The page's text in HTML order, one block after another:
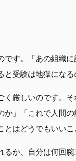
です。「あの組織
受験は地獄になる
厳しいのです。
」「これで人間
はどうでもいいこ
か、自分は何回